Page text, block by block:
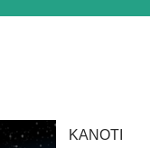
KANOTI